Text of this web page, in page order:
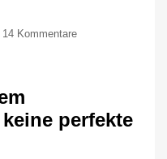
14 Kommentarezu
Nachttisch:
Noch
perfekte